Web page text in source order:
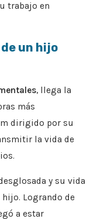
trabajo en
un hijo
, llega la
más
dirigido por su
la vida de
y su vida
Logrando de
a estar